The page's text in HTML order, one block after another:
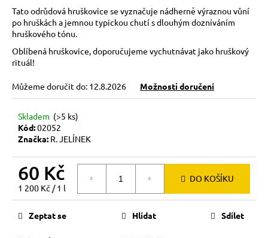
hvězdiček.
Tato odrůdová hruškovice se vyznačuje nádherně výraznou vůní
po hruškách a jemnou typickou chutí s dlouhým dozníváním
hruškového tónu.
Oblíbená hruškovice, doporučujeme vychutnávat jako hruškový
rituál!
Můžeme doručit do: 12.8.2026 Možnosti doručení
Skladem (>5 ks)
Kód:02052
Značka: R. JELÍNEK
60 Kč
Měrná
cena:
1 200 Kč / 1 l
DO KOŠÍKU
Zeptat se Hlídat Sdílet
D
o
p
o
r
č
u
m
e